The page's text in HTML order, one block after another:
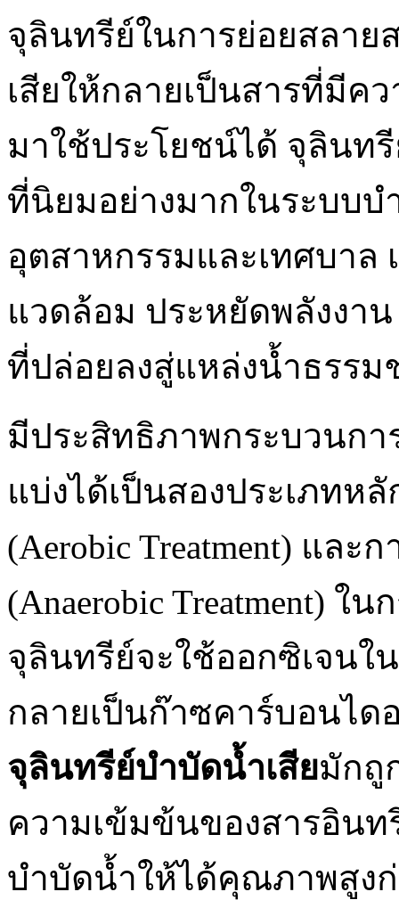
จุลินทรีย์ในการย่อยสลา
เสียให้กลายเป็นสารที่มีค
มาใช้ประโยชน์ได้ จุลินท
ที่นิยมอย่างมากในระบบบ
อุตสาหกรรมและเทศบาล
แวดล้อม ประหยัดพลังงา
ที่ปล่อยลงสู่แหล่งน้ำธรรม
มีประสิทธิภาพกระบวนก
แบ่งได้เป็นสองประเภทห
(Aerobic Treatment) แล
(Anaerobic Treatment)
จุลินทรีย์จะใช้ออกซิเจนใ
กลายเป็นก๊าซคาร์บอนได
จุลินทรีย์บำบัดน้ำเสียมักถู
ความเข้มข้นของสารอิน
บำบัดน้ำให้ได้คุณภาพสูง